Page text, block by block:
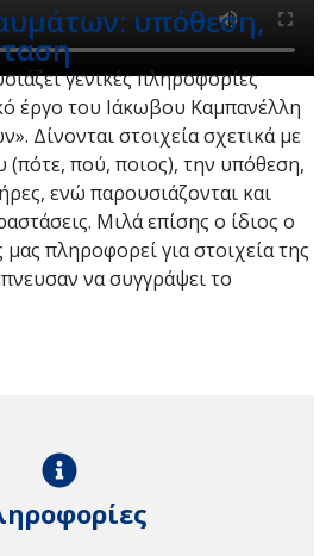
υπόθεση,
γενικές πληροφορίες
έργο του Ιάκωβου Καμπανέλλη
Δίνονται στοιχεία σχετικά με
(πότε, πού, ποιος), την υπόθεση,
ενώ παρουσιάζονται και
Μιλά επίσης ο ίδιος ο
πληροφορεί για στοιχεία της
να συγγράψει το